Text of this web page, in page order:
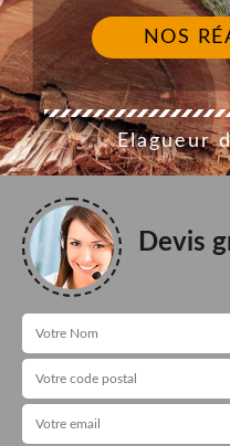
NOS
Elagueur
Devis